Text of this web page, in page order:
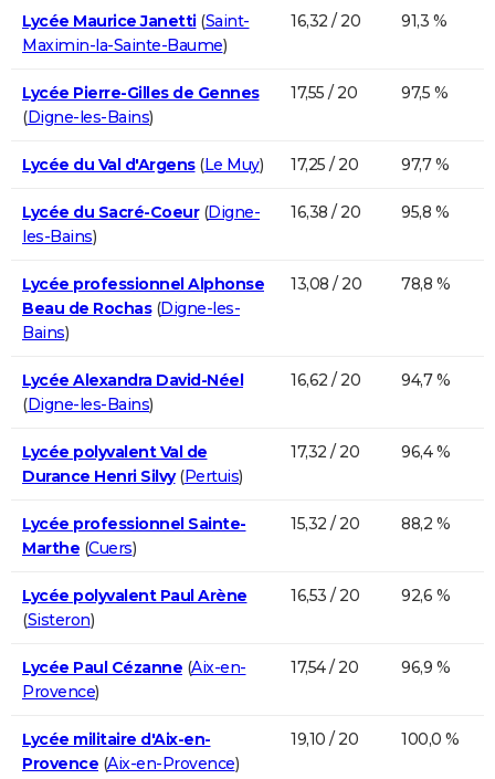
Lycée Maurice Janetti(Saint-
Maximin-la-Sainte-Baume)
16,32 / 20 91,3 %
Lycée Pierre-Gilles de Gennes
(Digne-les-Bains)
17,55 / 20 97,5 %
Lycée du Val d'Argens(Le Muy) 17,25 / 20 97,7 %
Lycée du Sacré-Coeur(Digne-
les-Bains)
16,38 / 20 95,8 %
Lycée professionnel Alphonse
Beau de Rochas(Digne-les-
Bains)
13,08 / 20 78,8 %
Lycée Alexandra David-Néel
(Digne-les-Bains)
16,62 / 20 94,7 %
Lycée polyvalent Val de
Durance Henri Silvy(Pertuis)
17,32 / 20 96,4 %
Lycée professionnel Sainte-
Marthe (Cuers)
15,32 / 20 88,2 %
Lycée polyvalent Paul Arène
(Sisteron)
16,53 / 20 92,6 %
Lycée Paul Cézanne (Aix-en-
Provence)
17,54 / 20 96,9 %
Lycée militaire d'Aix-en-
Provence (Aix-en-Provence)
19,10 / 20 100,0 %